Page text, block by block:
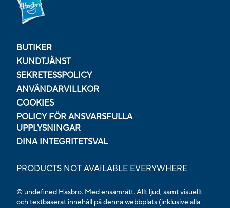
BUTIKER
KUNDTJÄNST
SEKRETESSPOLICY
ANVÄNDARVILLKOR
COOKIES
POLICY FÖR ANSVARSFULLA
UPPLYSNINGAR
DINA INTEGRITETSVAL
PRODUCTS NOT AVAILABLE EVERYWHERE
© undefined Hasbro. Med ensamrätt. Allt ljud, samt visuellt
och textbaserat innehåll på denna webbplats (inklusive alla